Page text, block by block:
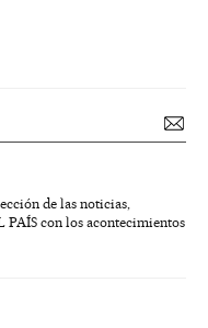
de las noticias,
PAÍS con los acontecimientos